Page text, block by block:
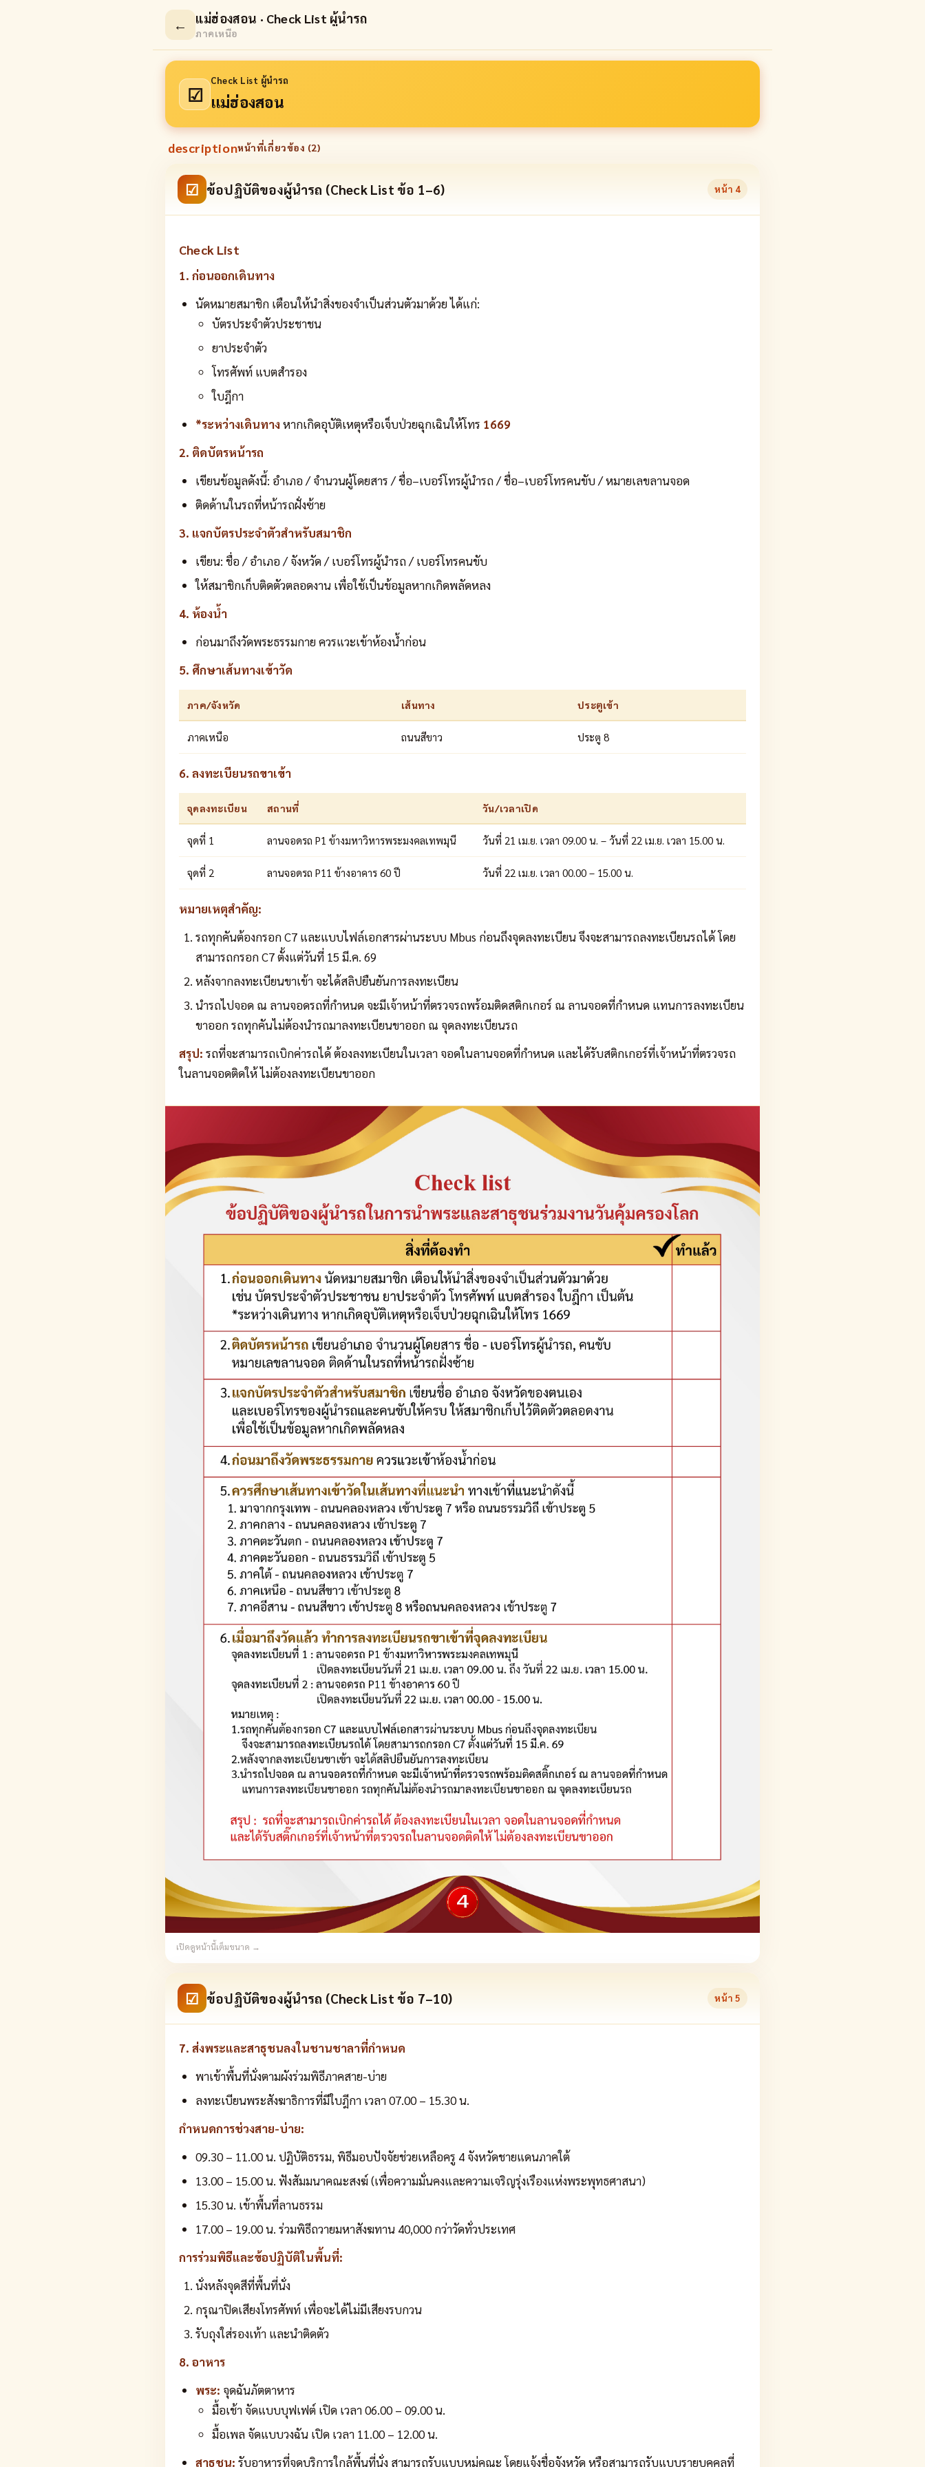
← แม่ฮ่องสอน · Check List ผู้นำรถ
ภาคเหนือ
☑
Check List ผู้นำรถ
แม่ฮ่องสอน
descriptionหน้าที่เกี่ยวข้อง (2)
☑ ข้อปฏิบัติของผู้นำรถ (Check List ข้อ 1–6) หน้า 4
Check List
1. ก่อนออกเดินทาง
นัดหมายสมาชิก เตือนให้นำสิ่งของจำเป็นส่วนตัวมาด้วย ได้แก่:
บัตรประจำตัวประชาชน
ยาประจำตัว
โทรศัพท์ แบตสำรอง
ใบฎีกา
*ระหว่างเดินทางหากเกิดอุบัติเหตุหรือเจ็บป่วยฉุกเฉินให้โทร 1669
2. ติดบัตรหน้ารถ
เขียนข้อมูลดังนี้: อำเภอ / จำนวนผู้โดยสาร / ชื่อ–เบอร์โทรผู้นำรถ / ชื่อ–เบอร์โทรคนขับ / หมายเลขลานจอด
ติดด้านในรถที่หน้ารถฝั่งซ้าย
3. แจกบัตรประจำตัวสำหรับสมาชิก
เขียน: ชื่อ / อำเภอ / จังหวัด / เบอร์โทรผู้นำรถ / เบอร์โทรคนขับ
ให้สมาชิกเก็บติดตัวตลอดงาน เพื่อใช้เป็นข้อมูลหากเกิดพลัดหลง
4. ห้องน้ำ
ก่อนมาถึงวัดพระธรรมกาย ควรแวะเข้าห้องน้ำก่อน
5. ศึกษาเส้นทางเข้าวัด
ภาค/จังหวัด เส้นทาง ประตูเข้า
ภาคเหนือ ถนนสีขาว ประตู 8
6. ลงทะเบียนรถขาเข้า
จุดลงทะเบียน สถานที่ วัน/เวลาเปิด
จุดที่ 1 ลานจอดรถ P1 ข้างมหาวิหารพระมงคลเทพมุนี วันที่ 21 เม.ย. เวลา 09.00 น. – วันที่ 22 เม.ย. เวลา 15.00 น.
จุดที่ 2 ลานจอดรถ P11 ข้างอาคาร 60 ปี วันที่ 22 เม.ย. เวลา 00.00 – 15.00 น.
หมายเหตุสำคัญ:
รถทุกคันต้องกรอก C7 และแบบไฟล์เอกสารผ่านระบบ Mbus ก่อนถึงจุดลงทะเบียน จึงจะสามารถลงทะเบียนรถได้ โดย
สามารถกรอก C7 ตั้งแต่วันที่ 15 มี.ค. 69
หลังจากลงทะเบียนขาเข้า จะได้สลิปยืนยันการลงทะเบียน
นำรถไปจอด ณ ลานจอดรถที่กำหนด จะมีเจ้าหน้าที่ตรวจรถพร้อมติดสติกเกอร์ ณ ลานจอดที่กำหนด แทนการลงทะเบียน
ขาออก รถทุกคันไม่ต้องนำรถมาลงทะเบียนขาออก ณ จุดลงทะเบียนรถ
สรุป: รถที่จะสามารถเบิกค่ารถได้ ต้องลงทะเบียนในเวลา จอดในลานจอดที่กำหนด และได้รับสติกเกอร์ที่เจ้าหน้าที่ตรวจรถ
ในลานจอดติดให้ ไม่ต้องลงทะเบียนขาออก
เปิดดูหน้านี้เต็มขนาด →
☑ ข้อปฏิบัติของผู้นำรถ (Check List ข้อ 7–10) หน้า5
7. ส่งพระและสาธุชนลงในชานชาลาที่กำหนด
พาเข้าพื้นที่นั่งตามผังร่วมพิธีภาคสาย-บ่าย
ลงทะเบียนพระสังฆาธิการที่มีใบฎีกา เวลา 07.00 – 15.30 น.
กำหนดการช่วงสาย-บ่าย:
09.30 – 11.00 น. ปฏิบัติธรรม, พิธีมอบปัจจัยช่วยเหลือครู 4 จังหวัดชายแดนภาคใต้
13.00 – 15.00 น. ฟังสัมมนาคณะสงฆ์ (เพื่อความมั่นคงและความเจริญรุ่งเรืองแห่งพระพุทธศาสนา)
15.30 น. เข้าพื้นที่ลานธรรม
17.00 – 19.00 น. ร่วมพิธีถวายมหาสังฆทาน 40,000 กว่าวัดทั่วประเทศ
การร่วมพิธีและข้อปฏิบัติในพื้นที่:
นั่งหลังจุดสีที่พื้นที่นั่ง
กรุณาปิดเสียงโทรศัพท์ เพื่อจะได้ไม่มีเสียงรบกวน
รับถุงใส่รองเท้า และนำติดตัว
8. อาหาร
พระ: จุดฉันภัตตาหาร
มื้อเช้า จัดแบบบุฟเฟต์ เปิด เวลา 06.00 – 09.00 น.
มื้อเพล จัดแบบวงฉัน เปิด เวลา 11.00 – 12.00 น.
สาธุชน: รับอาหารที่จุดบริการใกล้พื้นที่นั่ง สามารถรับแบบหมู่คณะ โดยแจ้งชื่อจังหวัด หรือสามารถรับแบบรายบุคคลที่